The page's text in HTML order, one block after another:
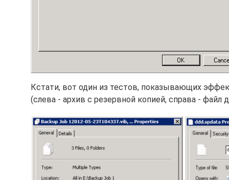
Кстати, вот один из тестов, показывающих
(слева - архив с резервной копией, справа - файл